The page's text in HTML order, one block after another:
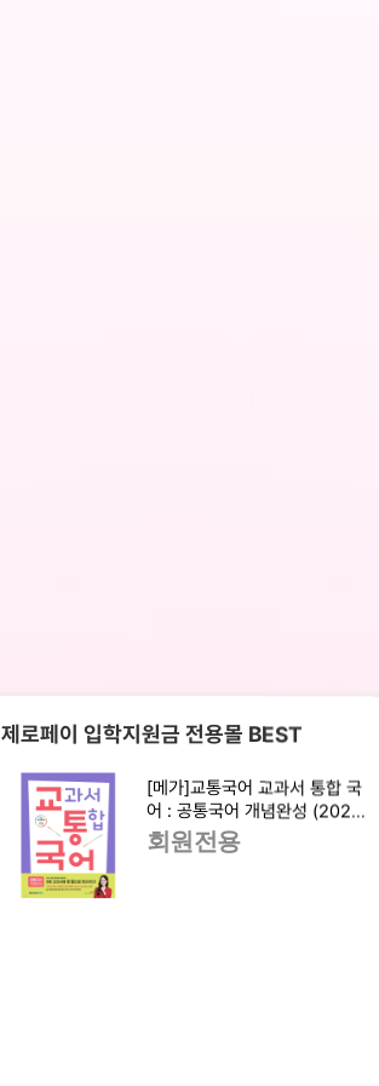
제로페이 입학지원금 전용몰 BEST
[메가]교통국어 교과서 통합 국
어 : 공통국어 개념완성 (2025
년)
회원전용